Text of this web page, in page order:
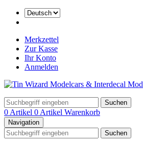
Merkzettel
Zur Kasse
Ihr Konto
Anmelden
Suchen
0 Artikel 0 Artikel Warenkorb
Navigation
Suchen